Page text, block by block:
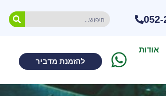
052-
אודות
להזמנת מדביר